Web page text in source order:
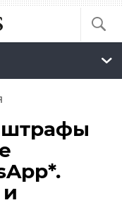
штрафы